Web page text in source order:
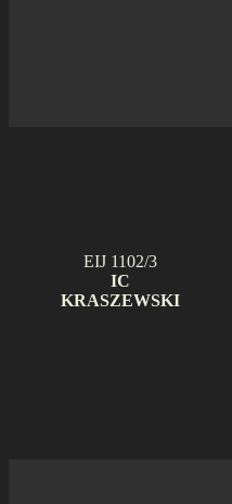
EIJ 1102/3
IC
KRASZEWSKI